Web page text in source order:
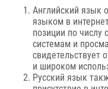
Английский язык
языком в
позиции по
системам и
свидетельствует
и широком
Русский язык